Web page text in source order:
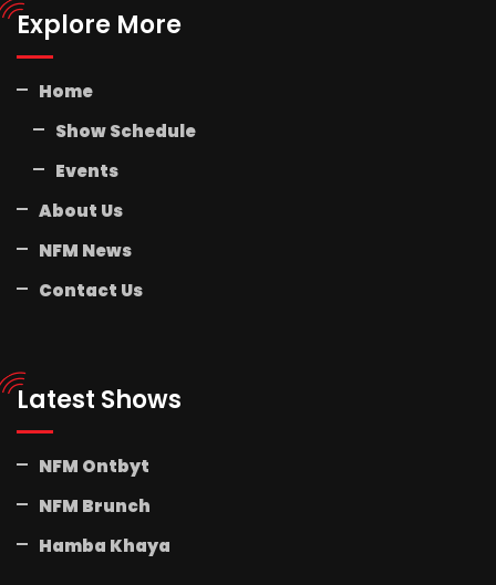
Explore More
Home
Show Schedule
Events
About Us
NFM News
Contact Us
Latest Shows
NFM Ontbyt
NFM Brunch
Hamba Khaya